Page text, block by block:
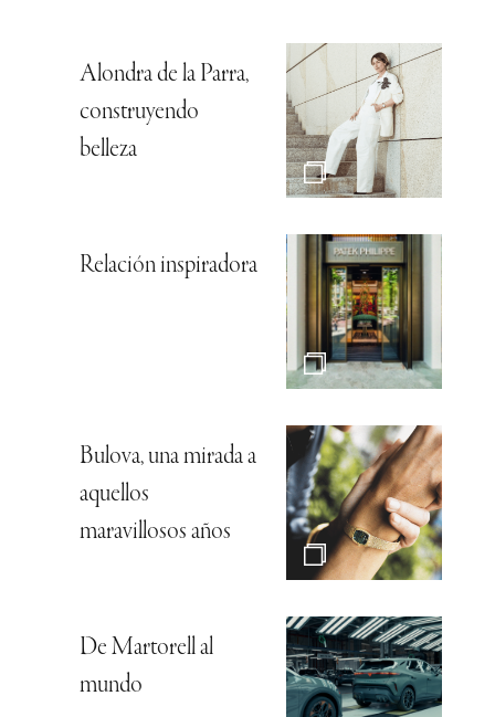
Alondra de la Parra,
construyendo
belleza
Relación inspiradora
Bulova, una mirada a
aquellos
maravillosos años
De Martorell al
mundo